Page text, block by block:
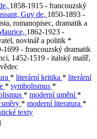
1858-1915 - francouzský
Guy de, 1850-1893 -
romanopisec, dramatik a
1862-1923 -
novinář a politik *
1699 - francouzský dramatik
1452-1519 - italský malíř,
* literární kritika * literární
* symbolismus *
* moderní umění *
* moderní literatura *
texty